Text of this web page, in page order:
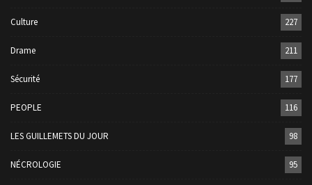
Culture 227
Drame 211
Sécurité 177
PEOPLE 116
LES GUILLEMETS DU JOUR 98
NÉCROLOGIE 95